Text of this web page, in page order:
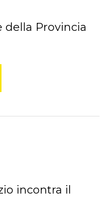
della Provincia
incontra il